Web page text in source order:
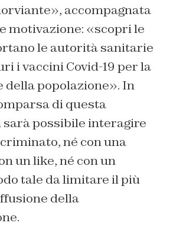
accompagnata
motivazione: «scopri le
le autorità sanitarie
i vaccini Covid-19 per la
della popolazione». In
di questa
sarà possibile interagire
né con una
un like, né con un
tale da limitare il più
della